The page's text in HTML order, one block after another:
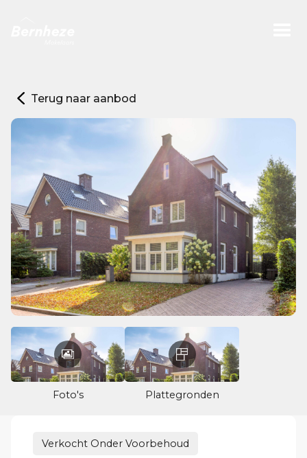
Terug naar aanbod
Foto's Plattegronden
Verkocht Onder Voorbehoud